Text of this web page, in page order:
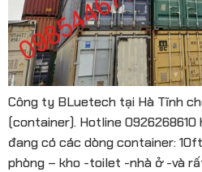
Công ty BLuetech tại Hà Tĩnh
(container). Hotline 0926268610
đang có các dòng container:
phòng – kho -toilet -nhà ở -và